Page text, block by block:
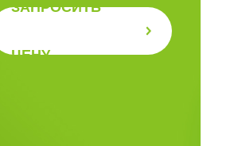
ЗАПРОСИТЬ
ЦЕНУ